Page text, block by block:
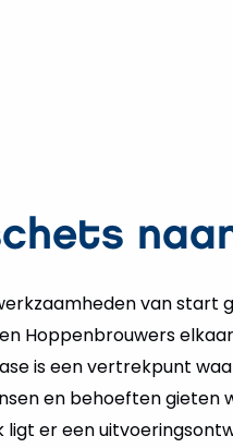
van start
Hoppenbrouwers
is een vertrekpunt
en behoeften
ligt er een